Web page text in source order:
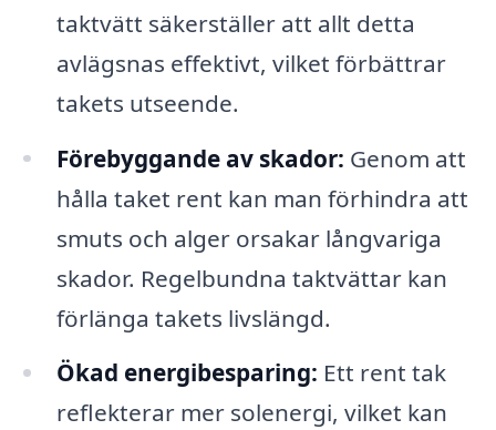
taktvätt säkerställer att allt detta
avlägsnas effektivt, vilket förbättrar
takets utseende.
Förebyggande av skador: Genom att
hålla taket rent kan man förhindra att
smuts och alger orsakar långvariga
skador. Regelbundna taktvättar kan
förlänga takets livslängd.
Ökad energibesparing: Ett rent tak
reflekterar mer solenergi, vilket kan